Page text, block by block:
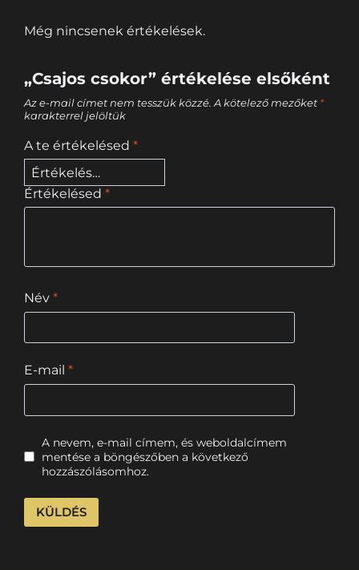
Még nincsenek értékelések.
„Csajos csokor” értékelése elsőként
Az e-mail címet nem tesszük közzé. A kötelező mezőket *
karakterrel jelöltük
A te értékelésed *
Értékelésed *
Név *
E-mail *
A nevem, e-mail címem, és weboldalcímem
mentése a böngészőben a következő
hozzászólásomhoz.